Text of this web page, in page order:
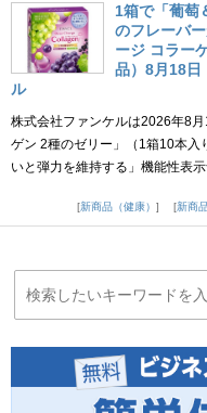
1箱で「葡萄
のフレーバ
ージ コラー
品）8月18日
ル
株式会社ファンケルは2026年8
ゲン 2種のゼリー」（1箱10本入
いと弾力を維持する」機能性表
新商品（健康）
新商